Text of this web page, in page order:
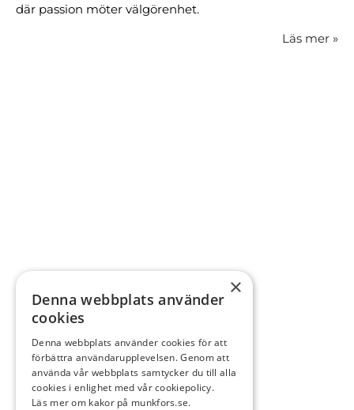
där passion möter välgörenhet.
Läs mer »
×
Denna webbplats använder
cookies
Denna webbplats använder cookies för att
förbättra användarupplevelsen. Genom att
använda vår webbplats samtycker du till alla
cookies i enlighet med vår cookiepolicy.
Läs mer om kakor på munkfors.se.